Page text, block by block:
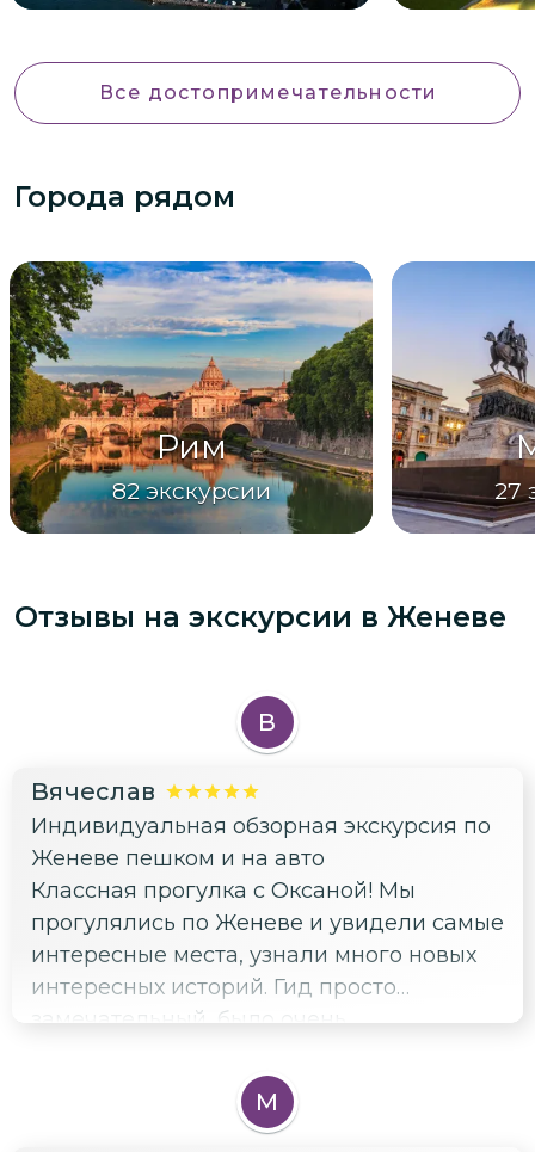
Все достопримечательности
Города рядом
Рим
82 экскурсии 27
Отзывы на экскурсии в Женеве
В
Вячеслав
Индивидуальная обзорная экскурсия по
Женеве пешком и на авто
Классная прогулка с Оксаной! Мы
прогулялись по Женеве и увидели самые
интересные места, узнали много новых
интересных историй. Гид просто
замечательный, было очень
М